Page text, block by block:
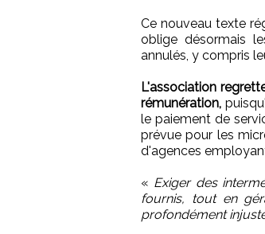
Ce nouveau texte
oblige désormais
annulés, y compris
L'association
rémunération,
le paiement de
prévue pour les
d'agences
« Exiger des
fournis, tout en
profondément